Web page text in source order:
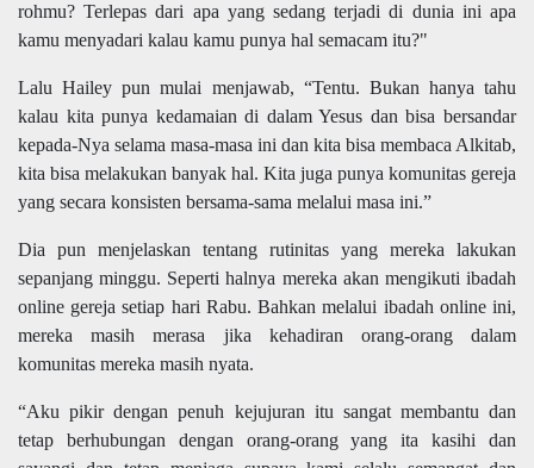
rohmu? Terlepas dari apa yang sedang terjadi di dunia ini apa
kamu menyadari kalau kamu punya hal semacam itu?"
Lalu Hailey pun mulai menjawab, “Tentu. Bukan hanya tahu
kalau kita punya kedamaian di dalam Yesus dan bisa bersandar
kepada-Nya selama masa-masa ini dan kita bisa membaca Alkitab,
kita bisa melakukan banyak hal. Kita juga punya komunitas gereja
yang secara konsisten bersama-sama melalui masa ini.”
Dia pun menjelaskan tentang rutinitas yang mereka lakukan
sepanjang minggu. Seperti halnya mereka akan mengikuti ibadah
online gereja setiap hari Rabu. Bahkan melalui ibadah online ini,
mereka masih merasa jika kehadiran orang-orang dalam
komunitas mereka masih nyata.
“Aku pikir dengan penuh kejujuran itu sangat membantu dan
tetap berhubungan dengan orang-orang yang ita kasihi dan